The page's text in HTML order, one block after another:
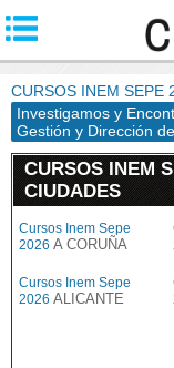
CURSOS INEM SEPE
Investigamos y
Gestión y Dirección
CURSOS INEM
CIUDADES
Cursos Inem Sepe
2026 A CORUÑA
Cursos Inem Sepe
2026 ALICANTE